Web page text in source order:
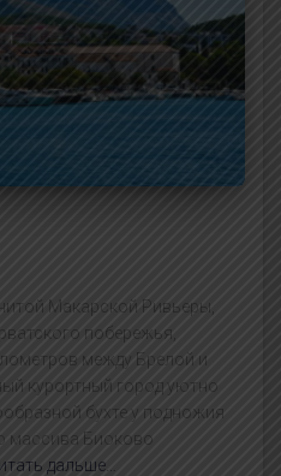
Макарской Ривьеры,
побережья,
между Брелой и
курортный город уютно
бухте у подножия
массива Биоково
дальше…